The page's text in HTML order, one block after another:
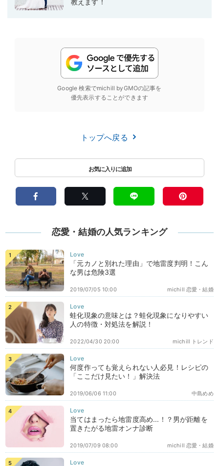
教えます！
Google 検索でmichill byGMOの記事を
優先表示することができます
トップへ戻る
恋愛・結婚の人気ランキング
「元カノと別れた理由」で地雷度判明！こん
な男は危険3選
michill 恋愛・結婚
2019/07/05 10:00
蛙化現象の意味とは？蛙化現象になりやすい
人の特徴・対処法を解説！
michill トレンド
2022/04/30 20:00
何度作っても覚えられない人必見！レシピの
「ここだけ見たい！」解決法
中島めめ
2019/06/06 11:00
当てはまったら地雷度高め...！？男が距離を
置きたがる地雷オンナ診断
michill 恋愛・結婚
2019/07/09 08:00